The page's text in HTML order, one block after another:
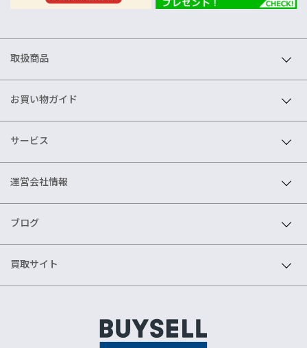
取扱商品
お買い物ガイド
サービス
運営会社情報
ブログ
買取サイト